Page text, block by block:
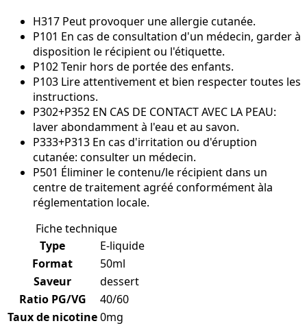
H317 Peut provoquer une allergie cutanée.
P101 En cas de consultation d'un médecin, garder à
disposition le récipient ou l'étiquette.
P102 Tenir hors de portée des enfants.
P103 Lire attentivement et bien respecter toutes les
instructions.
P302+P352 EN CAS DE CONTACT AVEC LA PEAU:
laver abondamment à l'eau et au savon.
P333+P313 En cas d'irritation ou d'éruption
cutanée: consulter un médecin.
P501 Éliminer le contenu/le récipient dans un
centre de traitement agréé conformément àla
réglementation locale.
Fiche technique
Type
E-liquide
Format
50ml
Saveur
dessert
Ratio PG/VG
40/60
Taux de nicotine0mg